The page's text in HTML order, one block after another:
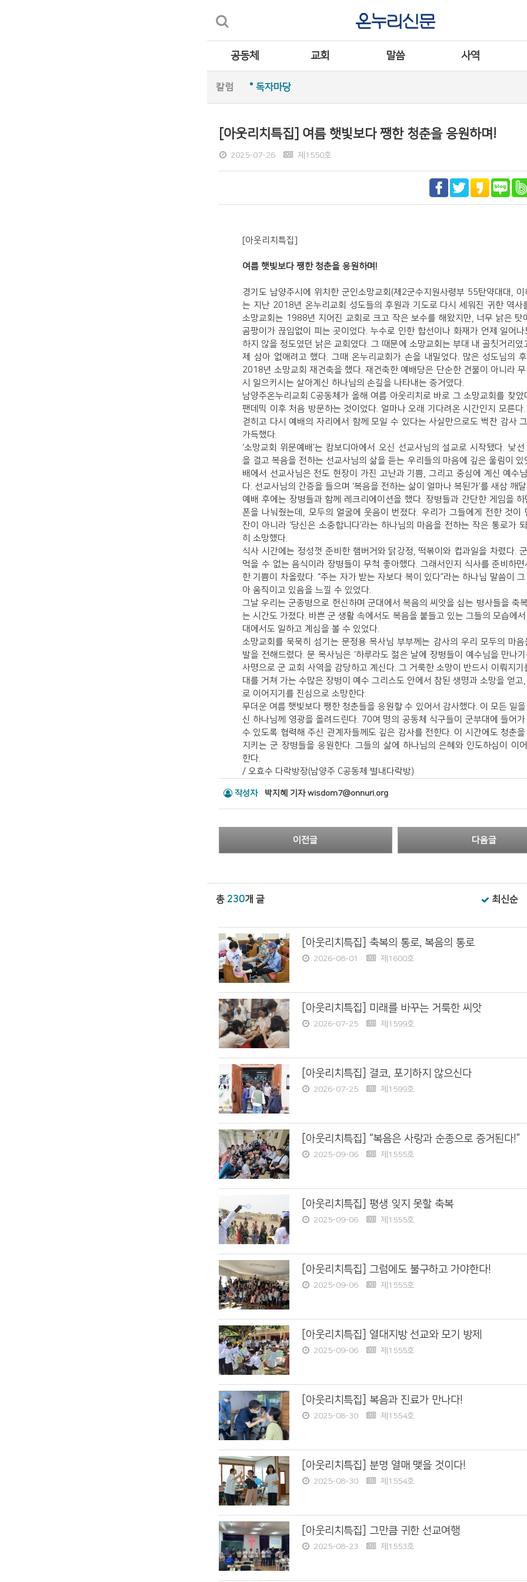
공동체 교회 말씀 사역
칼럼 독자마당
[아웃리치특집] 여름 햇빛보다 쨍한 청춘을 응원하며!
2025-07-26 제1550호
[아웃리치특집]
여름 햇빛보다 쨍한 청춘을 응원하며!
경기도 남양주시에 위치한 군인소망교회(제2군수지원사령부 55탄약대대,
는 지난 2018년 온누리교회 성도들의 후원과 기도로 다시 세워진 귀한 역사
소망교회는 1988년 지어진 교회로 크고 작은 보수를 해왔지만, 너무 낡은 탓
곰팡이가 끊임없이 피는 곳이었다. 누수로 인한 합선이나 화재가 언제 일어
하지 않을 정도였던 낡은 교회였다. 그 때문에 소망교회는 부대 내 골칫거리였
제 삼아 없애려고 했다. 그때 온누리교회가 손을 내밀었다. 많은 성도님의
2018년 소망교회 재건축을 했다. 재건축한 예배당은 단순한 건물이 아니라
시 일으키시는 살아계신 하나님의 손길을 나타내는 증거였다.
남양주온누리교회 C공동체가 올해 여름 아웃리치로 바로 그 소망교회를 찾
팬데믹 이후 처음 방문하는 것이었다. 얼마나 오래 기다려온 시간인지 모른다
걷히고 다시 예배의 자리에서 함께 모일 수 있다는 사실만으로도 벅찬 감사
가득했다.
‘소망교회 위문예배’는 캄보디아에서 오신 선교사님의 설교로 시작됐다. 낯
을 걸고 복음을 전하는 선교사님의 삶을 듣는 우리들의 마음에 깊은 울림이 있
배에서 선교사님은 전도 현장이 가진 고난과 기쁨, 그리고 중심에 계신 예수
다. 선교사님의 간증을 들으며 ‘복음을 전하는 삶이 얼마나 복된가’를 새삼 깨
예배 후에는 장병들과 함께 레크리에이션을 했다. 장병들과 간단한 게임을
폰을 나눠줬는데, 모두의 얼굴에 웃음이 번졌다. 우리가 그들에게 전한 것이
잔이 아니라 ‘당신은 소중합니다’라는 하나님의 마음을 전하는 작은 통로가
히 소망했다.
식사 시간에는 정성껏 준비한 햄버거와 닭강정, 떡볶이와 컵과일을 차렸다.
먹을 수 없는 음식이라 장병들이 무척 좋아했다. 그래서인지 식사를 준비하
한 기쁨이 차올랐다. “주는 자가 받는 자보다 복이 있다”라는 하나님 말씀이
아 움직이고 있음을 느낄 수 있었다.
그날 우리는 군종병으로 헌신하며 군대에서 복음의 씨앗을 심는 병사들을 축
는 시간도 가졌다. 바쁜 군 생활 속에서도 복음을 붙들고 있는 그들의 모습에
대에서도 일하고 계심을 볼 수 있었다.
소망교회를 묵묵히 섬기는 문정용 목사님 부부께는 감사의 우리 모두의 마
발을 전해드렸다. 문 목사님은 ‘하루라도 젊은 날에 장병들이 예수님을 만나기
사명으로 군 교회 사역을 감당하고 계신다. 그 거룩한 소망이 반드시 이뤄지기
대를 거쳐 가는 수많은 장병이 예수 그리스도 안에서 참된 생명과 소망을 얻고
로 이어지기를 진심으로 소망한다.
무더운 여름 햇빛보다 쨍한 청춘들을 응원할 수 있어서 감사했다. 이 모든 일
신 하나님께 영광을 올려드린다. 70여 명의 공동체 식구들이 군부대에 들어
수 있도록 협력해 주신 관계자들께도 깊은 감사를 전한다. 이 시간에도 청춘
지키는 군 장병들을 응원한다. 그들의 삶에 하나님의 은혜와 인도하심이 이
한다.
/ 오효수 다락방장(남양주 C공동체 별내다락방)
작성자 박지혜 기자 wisdom7@onnuri.org
이전글 다음글
총 230개 글 최신순
[아웃리치특집] 축복의 통로, 복음의 통로
2026-08-01 제1600호
[아웃리치특집] 미래를 바꾸는 거룩한 씨앗
2026-07-25 제1599호
[아웃리치특집] 결코, 포기하지 않으신다
2026-07-25 제1599호
[아웃리치특집] “복음은 사랑과 순종으로 증거된다!”
2025-09-06 제1555호
[아웃리치특집] 평생 잊지 못할 축복
2025-09-06 제1555호
[아웃리치특집] 그럼에도 불구하고 가야한다!
2025-09-06 제1555호
[아웃리치특집] 열대지방 선교와 모기 방제
2025-09-06 제1555호
[아웃리치특집] 복음과 진료가 만나다!
2025-08-30 제1554호
[아웃리치특집] 분명 열매 맺을 것이다!
2025-08-30 제1554호
[아웃리치특집] 그만큼 귀한 선교여행
2025-08-23 제1553호